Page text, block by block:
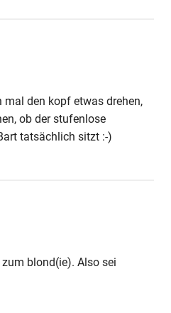
den kopf etwas drehen,
ob der stufenlose
tatsächlich sitzt :-)
blond(ie). Also sei